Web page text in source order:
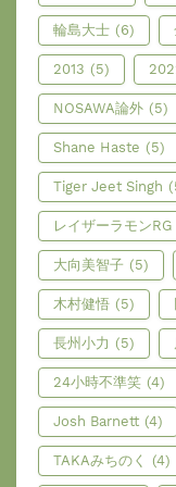
輪島大士 (6)
2013 (5)
NOSAWA論外 (5)
Shane Haste (5)
Tiger Jeet Singh
レイザーラモンRG
大向美智子 (5)
木村健悟 (5)
長州小力 (5)
24小時不準笑 (4)
Josh Barnett (4)
TAKAみちのく (4)